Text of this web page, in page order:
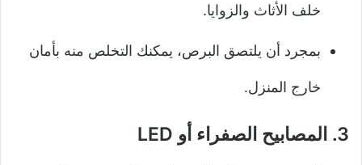
خلف الأثاث والزوايا.
بمجرد أن يلتصق البرص، يمكنك التخلص منه بأمان
خارج المنزل.
3. المصابيح الصفراء أو LED